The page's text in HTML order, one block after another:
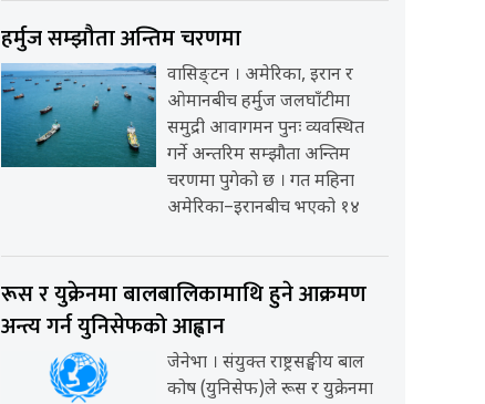
हर्मुज सम्झौता अन्तिम चरणमा
वासिङ्टन । अमेरिका, इरान र
ओमानबीच हर्मुज जलघाँटीमा
समुद्री आवागमन पुनः व्यवस्थित
गर्ने अन्तरिम सम्झौता अन्तिम
चरणमा पुगेको छ । गत महिना
अमेरिका–इरानबीच भएको १४
रूस र युक्रेनमा बालबालिकामाथि हुने आक्रमण
अन्त्य गर्न युनिसेफको आह्वान
जेनेभा । संयुक्त राष्ट्रसङ्घीय बाल
कोष (युनिसेफ)ले रूस र युक्रेनमा